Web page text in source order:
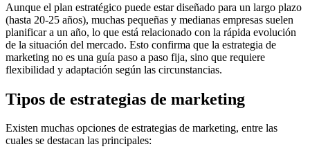
Aunque el plan estratégico puede estar diseñado para un largo plazo
(hasta 20-25 años), muchas pequeñas y medianas empresas suelen
planificar a un año, lo que está relacionado con la rápida evolución
de la situación del mercado. Esto confirma que la estrategia de
marketing no es una guía paso a paso fija, sino que requiere
flexibilidad y adaptación según las circunstancias.
Tipos de estrategias de marketing
Existen muchas opciones de estrategias de marketing, entre las
cuales se destacan las principales: